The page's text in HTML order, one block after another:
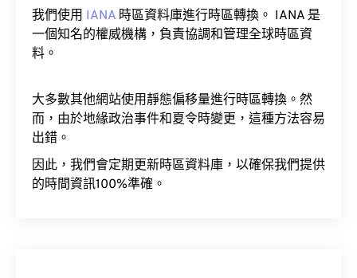
我們使用 IANA 時區資料庫進行時區轉換。 IANA 是
一個知名的權威機構，負責協調和管理全球時區資
料。
大多數其他網站使用靜態偏移量進行時區轉換。然
而，由於地緣政治事件和夏令時變更，這種方法容易
出錯。
因此，我們會定期更新時區資料庫，以確保我們提供
的時間資訊100%準確。